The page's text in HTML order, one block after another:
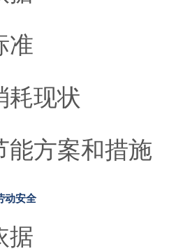
准
耗现状
能方案和措施
动安全
据